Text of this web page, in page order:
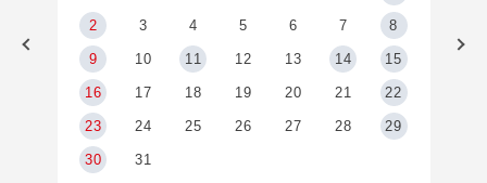
2 3 4 5 6 7 8
9 10 11 12 13 14 15
16 17 18 19 20 21 22
23 24 25 26 27 28 29
30 31